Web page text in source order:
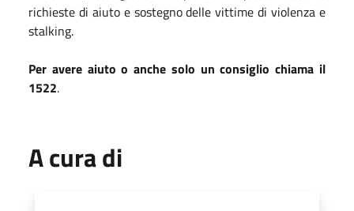
richieste di aiuto e sostegno delle vittime di violenza e
stalking.
Per avere aiuto o anche solo un consiglio chiama il
1522.
A cura di